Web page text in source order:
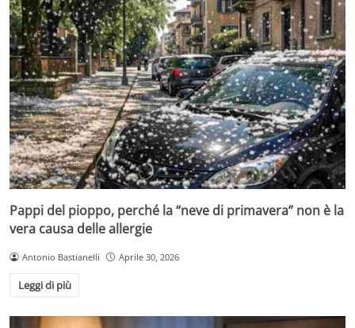
Pappi del pioppo, perché la “neve di primavera” non è la
vera causa delle allergie
Antonio Bastianelli Aprile 30, 2026
Leggi di più